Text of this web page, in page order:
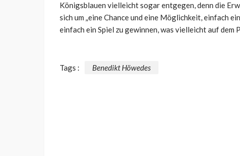
Königsblauen vielleicht sogar entgegen, denn die
sich um „eine Chance und eine Möglichkeit, einfach
einfach ein Spiel zu gewinnen, was vielleicht auf
Tags : Benedikt Höwedes